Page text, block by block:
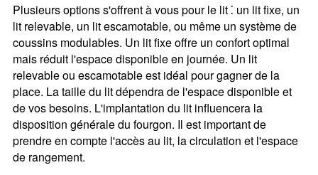
Plusieurs options s'offrent à vous pour le lit ⁚ un lit fixe, un
lit relevable, un lit escamotable, ou même un système de
coussins modulables. Un lit fixe offre un confort optimal
mais réduit l'espace disponible en journée. Un lit
relevable ou escamotable est idéal pour gagner de la
place. La taille du lit dépendra de l'espace disponible et
de vos besoins. L'implantation du lit influencera la
disposition générale du fourgon. Il est important de
prendre en compte l'accès au lit, la circulation et l'espace
de rangement.